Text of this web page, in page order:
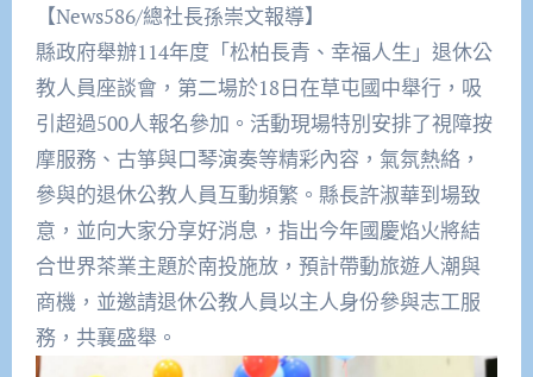
【News586/總社長孫崇文報導】
縣政府舉辦114年度「松柏長青、幸福人生」退休公
教人員座談會，第二場於18日在草屯國中舉行，吸
引超過500人報名參加。活動現場特別安排了視障按
摩服務、古箏與口琴演奏等精彩內容，氣氛熱絡，
參與的退休公教人員互動頻繁。縣長許淑華到場致
意，並向大家分享好消息，指出今年國慶焰火將結
合世界茶業主題於南投施放，預計帶動旅遊人潮與
商機，並邀請退休公教人員以主人身份參與志工服
務，共襄盛舉。